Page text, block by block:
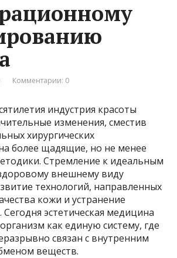
Комментарии: 0
индустрия красоты
изменения, сместив
хирургических
более щадящие, но не менее
Стремление к идеальным
внешнему виду
технологий, направленных
кожи и устранение
эстетическая медицина
как единую систему, где
связан с внутренним
веществ.